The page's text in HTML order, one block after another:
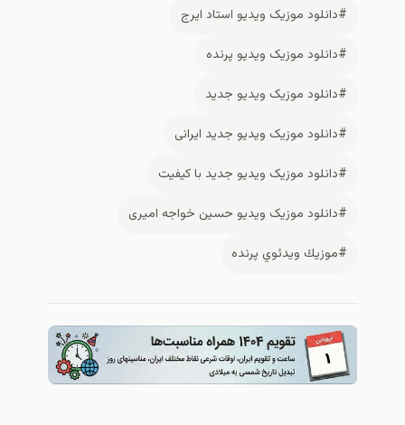
#دانلود موزیک ویدیو استاد ایرج
#دانلود موزیک ویدیو پرنده
#دانلود موزیک ویدیو جدید
#دانلود موزیک ویدیو جدید ایرانی
#دانلود موزیک ویدیو جدید با کیفیت
#دانلود موزیک ویدیو حسین خواجه امیری
#موزيك ويدئوي پرنده